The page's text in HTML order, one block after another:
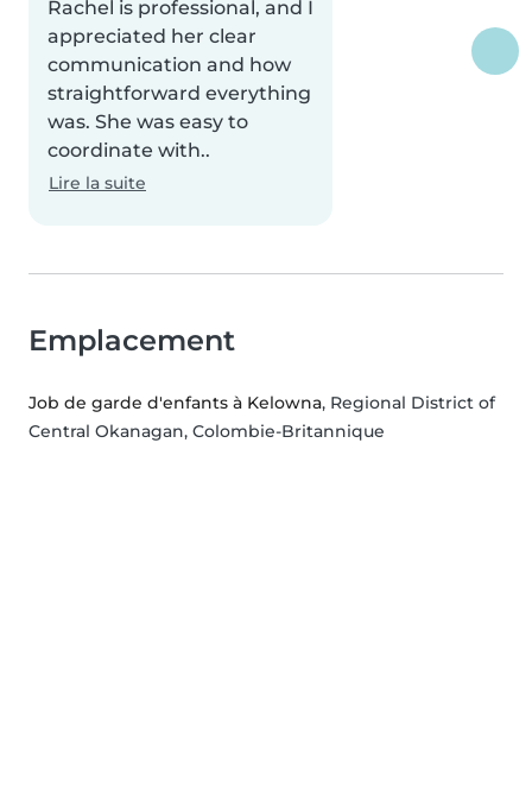
Rachel is professional, and I
appreciated her clear
communication and how
straightforward everything
was. She was easy to
coordinate with..
Lire la suite
Emplacement
Job de garde d'enfants à Kelowna, Regional District of
Central Okanagan, Colombie-Britannique